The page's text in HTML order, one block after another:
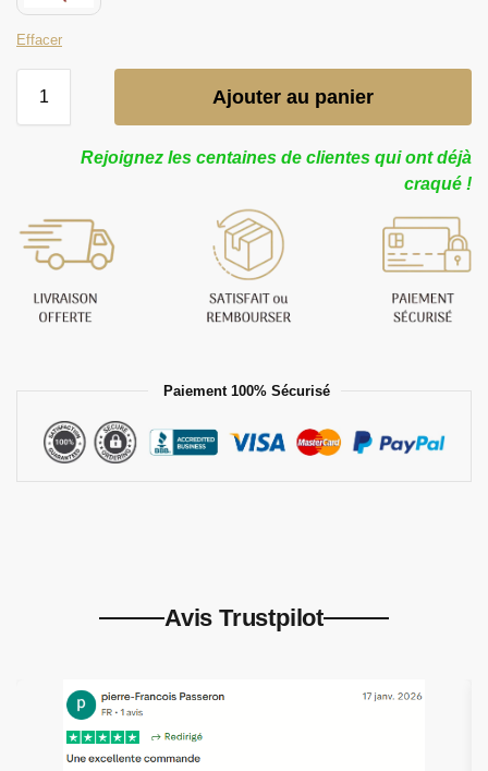
Effacer
Ajouter au panier
Rejoignez les centaines de clientes qui ont déjà
craqué !
Paiement 100% Sécurisé
Avis Trustpilot